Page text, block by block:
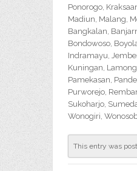
Ponorogo,
Madiun, Malang,
Bangkalan,
Bondowoso,
Indramayu,
Kuningan,
Pamekasan,
Purworejo,
Sukoharjo,
Wonogiri,
This entry was